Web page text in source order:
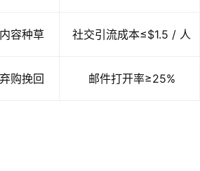
容种草 社交引流成本≤$1.5 / 人
购挽回 邮件打开率≥25%